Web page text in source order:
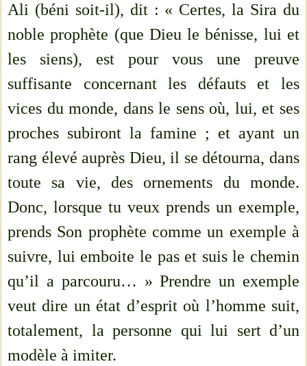
Ali (béni soit-il), dit : « Certes, la Sira du
noble prophète (que Dieu le bénisse, lui et
les siens), est pour vous une preuve
suffisante concernant les défauts et les
vices du monde, dans le sens où, lui, et ses
proches subiront la famine ; et ayant un
rang élevé auprès Dieu, il se détourna, dans
toute sa vie, des ornements du monde.
Donc, lorsque tu veux prends un exemple,
prends Son prophète comme un exemple à
suivre, lui emboite le pas et suis le chemin
qu’il a parcouru… » Prendre un exemple
veut dire un état d’esprit où l’homme suit,
totalement, la personne qui lui sert d’un
modèle à imiter.